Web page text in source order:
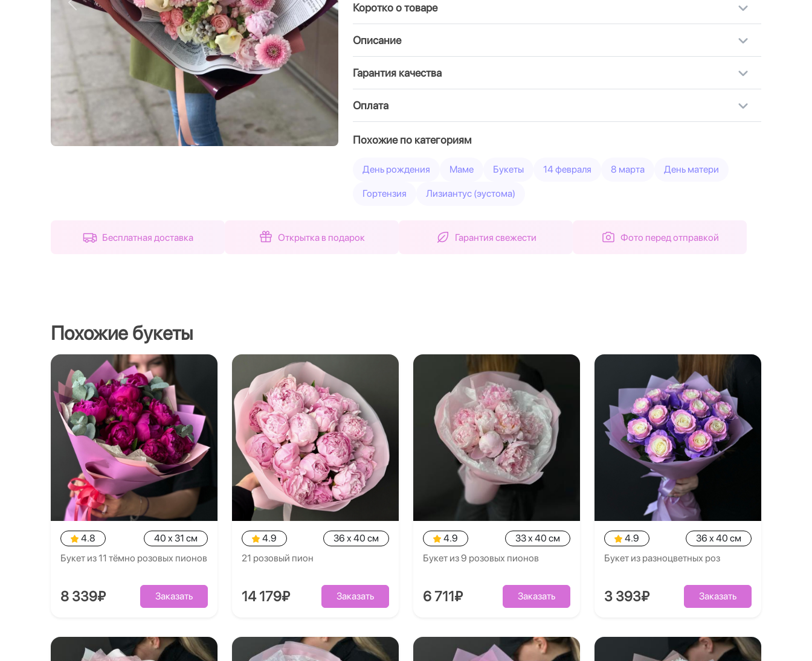
Назад Вперед Коротко о товаре
Описание
Гарантия качества
Оплата
Похожие по категориям
День рождения Маме Букеты 14 февраля 8 марта День матери
Гортензия Лизиантус (эустома)
Бесплатная доставка Открытка в подарок Гарантия свежести Фото перед отправкой
Похожие букеты
4.8
40 x 31 см
Букет из 11 тёмно розовых пионов
8 339₽ Заказать
4.9
36 x 40 см
21 розовый пион
14 179₽ Заказать
4.9
33 x 40 см
Букет из 9 розовых пионов
6 711₽ Заказать
4.9
36 x 40 см
Букет из разноцветных роз
3 393₽ Заказать